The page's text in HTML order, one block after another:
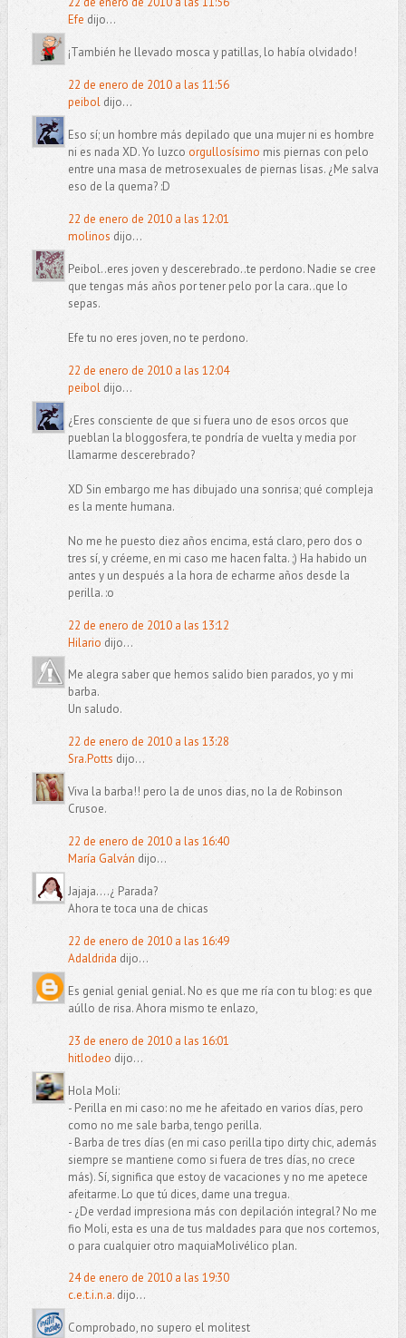
Efe dijo...
¡También he llevado mosca y patillas, lo había olvidado!
22 de enero de 2010 a las 11:56
peiboldijo...
Eso sí; un hombre más depilado que una mujer ni es hombre
ni es nada XD. Yo luzco orgullosísimo mis piernas con pelo
entre una masa de metrosexuales de piernas lisas. ¿Me salva
eso de la quema? :D
22 de enero de 2010 a las 12:01
molinos dijo...
Peibol..eres joven y descerebrado..te perdono. Nadie se cree
que tengas más años por tener pelo por la cara..que lo
sepas.
Efe tu no eres joven, no te perdono.
22 de enero de 2010 a las 12:04
peiboldijo...
¿Eres consciente de que si fuera uno de esos orcos que
pueblan la bloggosfera, te pondría de vuelta y media por
llamarme descerebrado?
XD Sin embargo me has dibujado una sonrisa; qué compleja
es la mente humana.
No me he puesto diez años encima, está claro, pero dos o
tres sí, y créeme, en mi caso me hacen falta. ;) Ha habido un
antes y un después a la hora de echarme años desde la
perilla. :o
22 de enero de 2010 a las 13:12
Hilario dijo...
Me alegra saber que hemos salido bien parados, yo y mi
barba.
Un saludo.
22 de enero de 2010 a las 13:28
Sra.Potts dijo...
Viva la barba!! pero la de unos dias, no la de Robinson
Crusoe.
22 de enero de 2010 a las 16:40
María Galván dijo...
Jajaja....¿ Parada?
Ahora te toca una de chicas
22 de enero de 2010 a las 16:49
Adaldrida dijo...
Es genial genial genial. No es que me ría con tu blog: es que
aúllo de risa. Ahora mismo te enlazo,
23 de enero de 2010 a las 16:01
hitlodeo dijo...
Hola Moli:
- Perilla en mi caso: no me he afeitado en varios días, pero
como no me sale barba, tengo perilla.
- Barba de tres días (en mi caso perilla tipo dirty chic, además
siempre se mantiene como si fuera de tres días, no crece
más). Sí, significa que estoy de vacaciones y no me apetece
afeitarme. Lo que tú dices, dame una tregua.
- ¿De verdad impresiona más con depilación integral? No me
fio Moli, esta es una de tus maldades para que nos cortemos,
o para cualquier otro maquiaMolivélico plan.
24 de enero de 2010 a las 19:30
c.e.t.i.n.a.dijo...
Comprobado, no supero el molitest